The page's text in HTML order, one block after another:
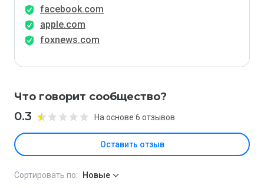
facebook.com
apple.com
foxnews.com
Что говорит сообщество?
0.3 На основе 6 отзывов
Оставить отзыв
Сортировать по: Новые